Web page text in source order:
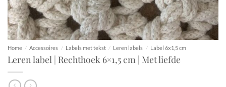
Home / Accessoires / Labels met tekst / Leren labels / Label 6x1,5 cm
Leren label | Rechthoek 6×1,5 cm | Met liefde